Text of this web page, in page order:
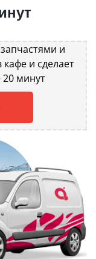
и
и сделает
минут